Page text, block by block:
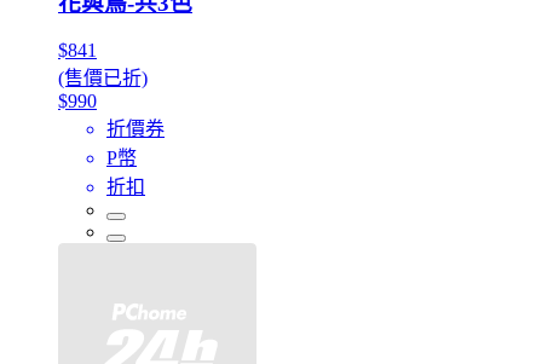
$841
(售價已折)
$990
折價券
P幣
折扣